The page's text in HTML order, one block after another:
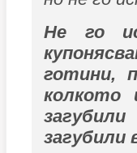
Не го
готини,
колкото
загубили